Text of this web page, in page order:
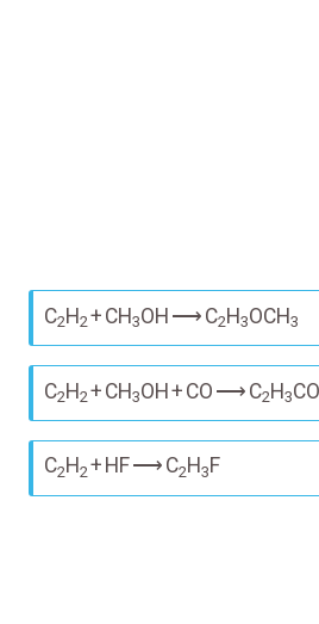
C2H2+ CH3OH ⟶ C2H3OCH3
C2H2 + CH3OH+ CO ⟶ C2H3
C2 H 2 + HF⟶ C2 H 3 F